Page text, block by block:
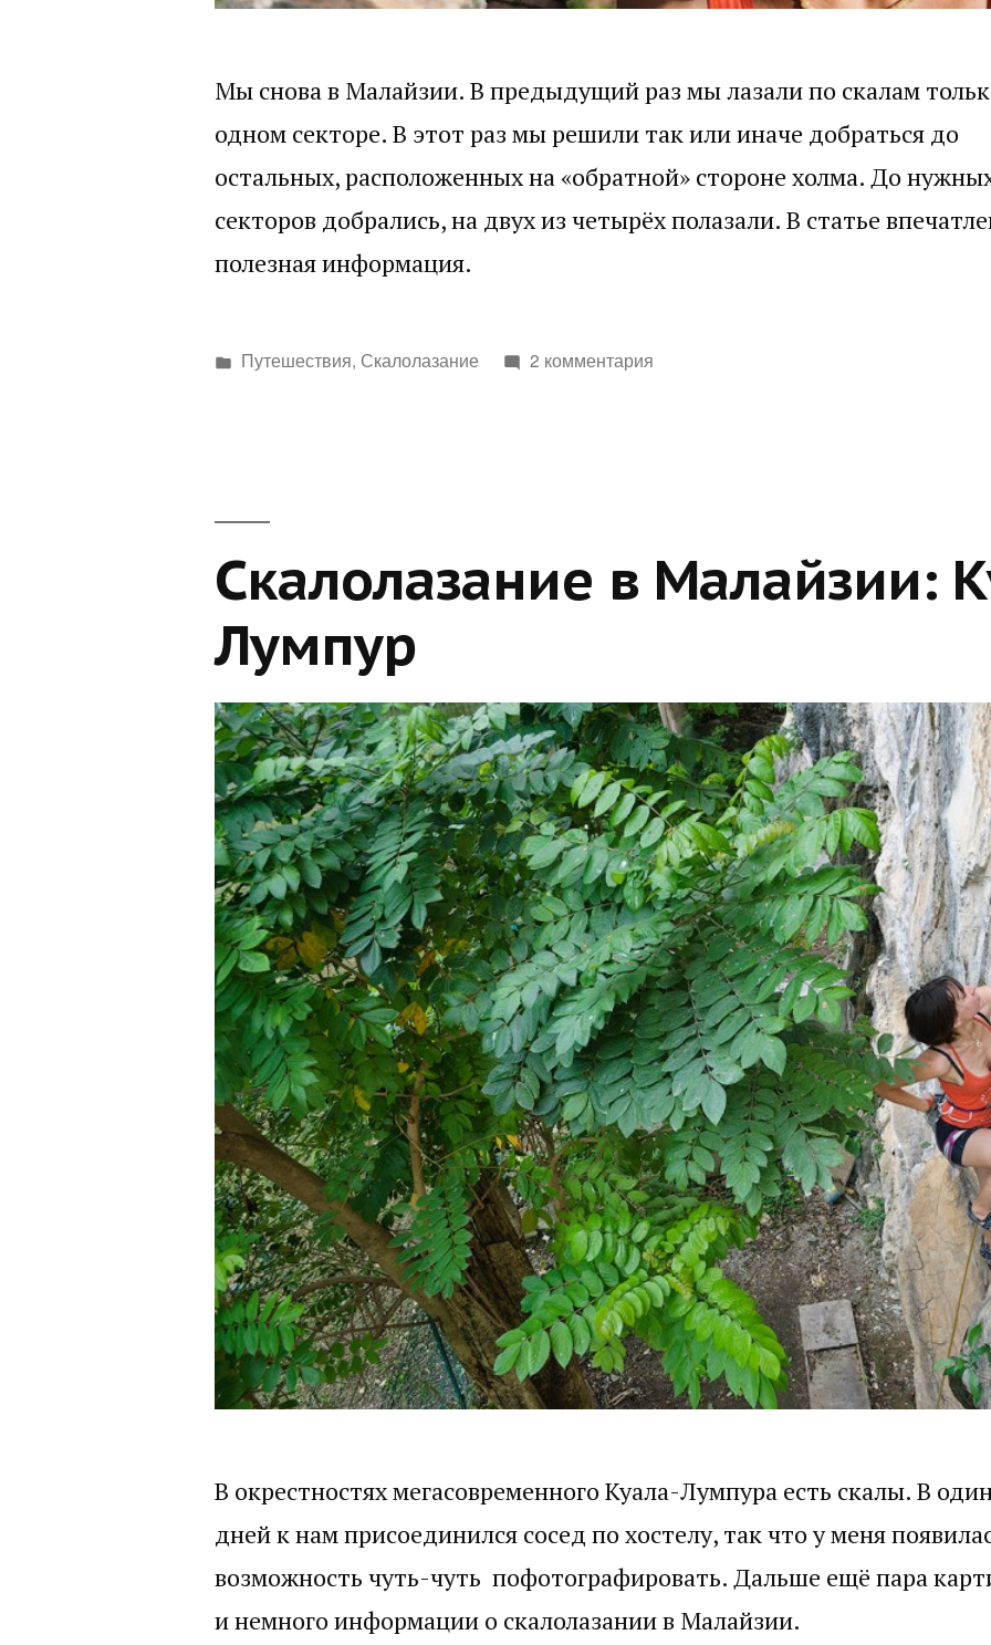
Мы снова в Малайзии. В предыдущий раз мы лазали по скалам
одном секторе. В этот раз мы решили так или иначе добраться до
остальных, расположенных на «обратной» стороне холма. До
секторов добрались, на двух из четырёх полазали. В статье
полезная информация.
Написано
Путешествия, Скалолазание 2 комментария
Скалолазание в Малайзии:
Лумпур
В окрестностях мегасовременного Куала-Лумпура есть скалы. В
дней к нам присоединился сосед по хостелу, так что у меня
возможность чуть-чуть пофотографировать. Дальше ещё пара
и немного информации о скалолазании в Малайзии.